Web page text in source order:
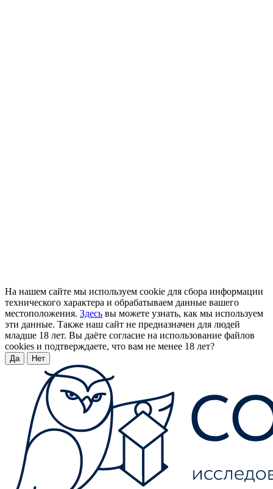
На нашем сайте мы используем cookie для сбора информации
технического характера и обрабатываем данные вашего
местоположения. Здесь вы можете узнать, как мы используем
эти данные. Также наш сайт не предназначен для людей
младше 18 лет. Вы даёте согласие на использование файлов
cookies и подтверждаете, что вам не менее 18 лет?
Да Нет